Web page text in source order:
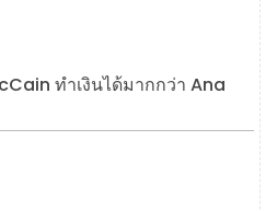
ทำเงินได้มากกว่า Ana